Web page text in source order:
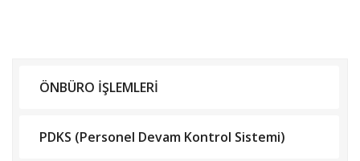
ÖNBÜRO İŞLEMLERİ
PDKS (Personel Devam Kontrol Sistemi)